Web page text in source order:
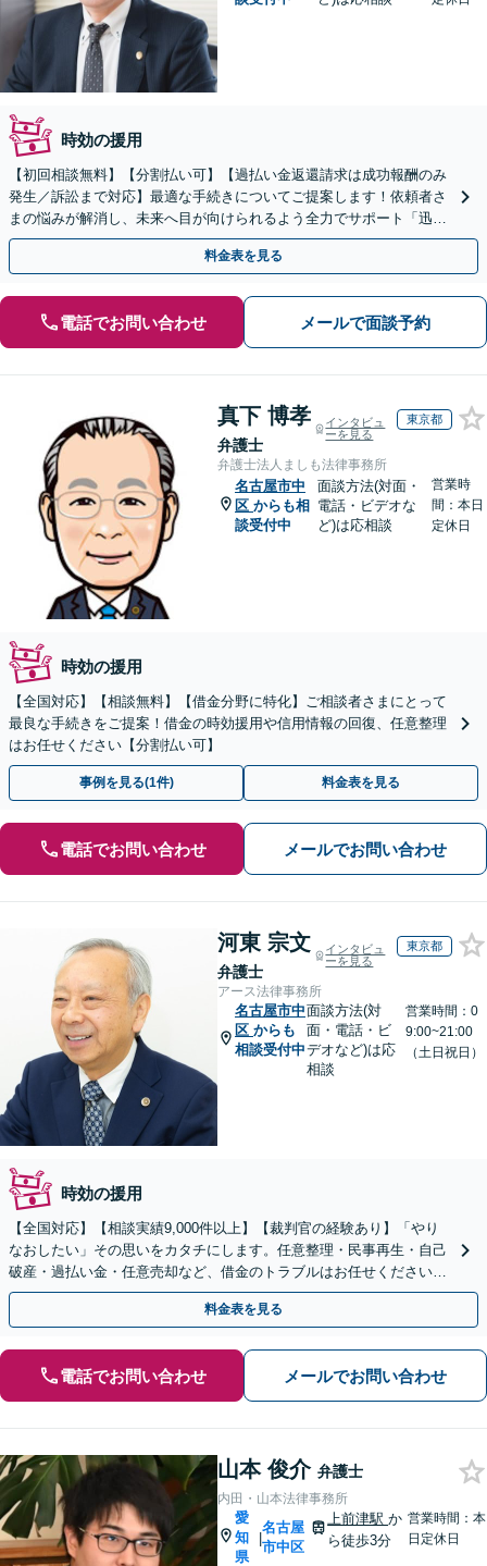
時効の援用
【初回相談無料】【分割払い可】【過払い金返還請求は成功報酬のみ
発生／訴訟まで対応】最適な手続きについてご提案します！依頼者さ
まの悩みが解消し、未来へ目が向けられるよう全力でサポート「迅速
丁寧な対応で、信頼関係を重視」【夜間相談可（要相談）】
料金表を見る
電話でお問い合わせ メールで面談予約
真下 博孝
弁護士
インタビュ
ーを見る
東京都
弁護士法人ましも法律事務所
名古屋市中
区 からも相
談受付中
面談方法(対面・
電話・ビデオな
ど)は応相談
営業時
間：本日
定休日
時効の援用
【全国対応】【相談無料】【借金分野に特化】ご相談者さまにとって
最良な手続きをご提案！借金の時効援用や信用情報の回復、任意整理
はお任せください【分割払い可】
事例を見る(1件) 料金表を見る
電話でお問い合わせ メールでお問い合わせ
河東 宗文
弁護士
インタビュ
ーを見る
東京都
アース法律事務所
名古屋市中
区 からも
相談受付中
面談方法(対
面・電話・ビ
デオなど)は応
相談
営業時間：0
9:00~21:00
（土日祝日）
時効の援用
【全国対応】【相談実績9,000件以上】【裁判官の経験あり】「やり
なおしたい」その思いをカタチにします。任意整理・民事再生・自己
破産・過払い金・任意売却など、借金のトラブルはお任せください。
【初回相談無料】【全国対応可能】
料金表を見る
電話でお問い合わせ メールでお問い合わせ
山本 俊介 弁護士
内田・山本法律事務所
愛
知
県
|
名古屋
市中区
上前津駅か
ら徒歩3分
営業時間：本
日定休日